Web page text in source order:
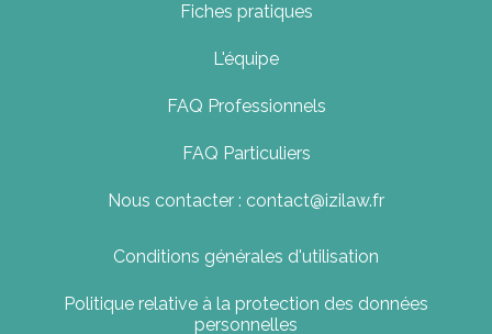
Fiches pratiques
L'équipe
FAQ Professionnels
FAQ Particuliers
Nous contacter : contact@izilaw.fr
Conditions générales d'utilisation
Politique relative à la protection des données
personnelles